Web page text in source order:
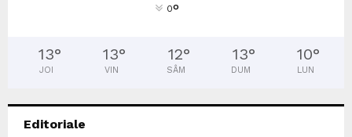
0°
13°
JOI
13°
VIN
12°
SÂM
13°
DUM
10°
LUN
Editoriale